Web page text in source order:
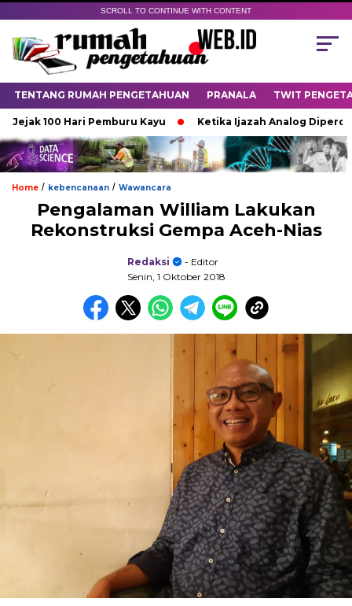
SCROLL TO CONTINUE WITH CONTENT
TENTANG RUMAH PENGETAHUAN PRANALA TWIT
Hari Pemburu Kayu Ketika Ijazah Analog
Home / kebencanaan / Wawancara
Pengalaman William Lakukan
Rekonstruksi Gempa Aceh-Nias
Redaksi
- Editor
Senin, 1 Oktober 2018